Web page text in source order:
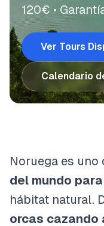
120€ •
Ver Tours
Calendario
Noruega es uno
del mundo
hábitat natural.
orcas cazando